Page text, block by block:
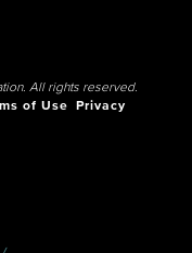
All rights reserved.
of Use
Privacy